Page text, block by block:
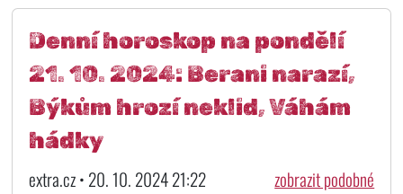
Denní horoskop na pondělí
21. 10. 2024: Berani narazí,
Býkům hrozí neklid, Váhám
hádky
extra.cz • 20. 10. 2024 21:22 zobrazit podobné